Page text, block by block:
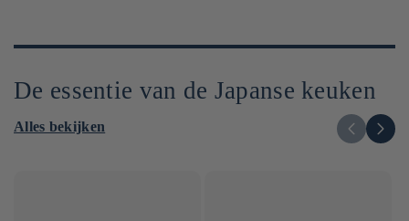
De essentie van de Japanse keuken
Alles bekijken